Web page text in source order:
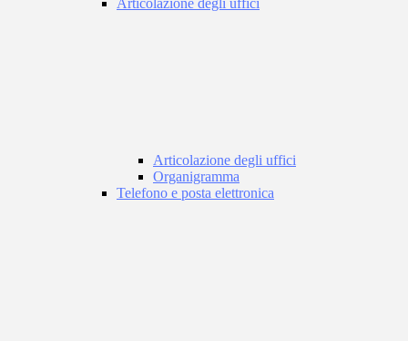
Articolazione degli uffici
Articolazione degli uffici
Organigramma
Telefono e posta elettronica